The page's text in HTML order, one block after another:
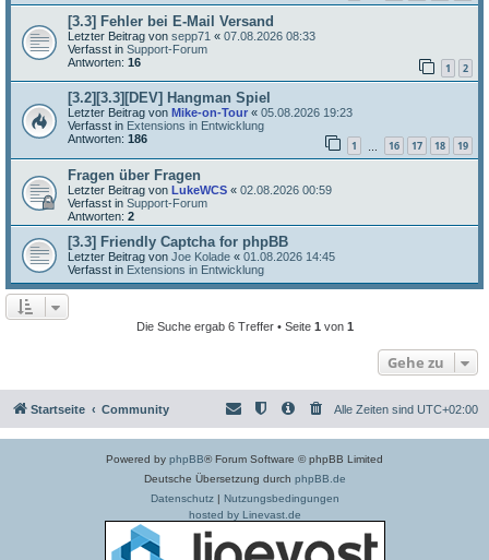
[3.3] Fehler bei E-Mail Versand
Letzter Beitrag von sepp71 « 07.08.2026 08:33
Verfasst in Support-Forum
Antworten: 16 1 2
[3.2][3.3][DEV] Hangman Spiel
Letzter Beitrag von Mike-on-Tour « 05.08.2026 19:23
Verfasst in Extensions in Entwicklung
Antworten: 186 1 16 17 18 19
Fragen über Fragen
Letzter Beitrag von LukeWCS « 02.08.2026 00:59
Verfasst in Support-Forum
Antworten: 2
[3.3] Friendly Captcha for phpBB
Letzter Beitrag von Joe Kolade « 01.08.2026 14:45
Verfasst in Extensions in Entwicklung
Die Suche ergab 6 Treffer • Seite 1 von 1
Gehe zu
Startseite Community Alle Zeiten sind UTC+02:00
Powered by phpBB® Forum Software © phpBB Limited
Deutsche Übersetzung durch phpBB.de
Datenschutz| Nutzungsbedingungen
hosted by Linevast.de